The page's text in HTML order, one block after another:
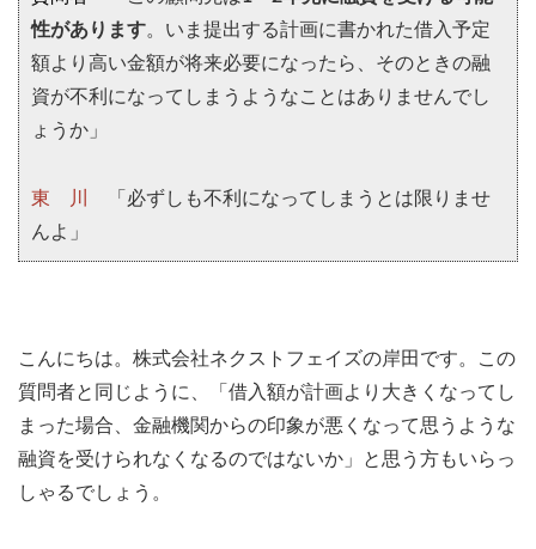
性があります。いま提出する計画に書かれた借入予定
額より高い金額が将来必要になったら、そのときの融
資が不利になってしまうようなことはありませんでし
ょうか」
東 川
「必ずしも不利になってしまうとは限りませ
んよ」
こんにちは。株式会社ネクストフェイズの岸田です。この
質問者と同じように、「借入額が計画より大きくなってし
まった場合、金融機関からの印象が悪くなって思うような
融資を受けられなくなるのではないか」と思う方もいらっ
しゃるでしょう。